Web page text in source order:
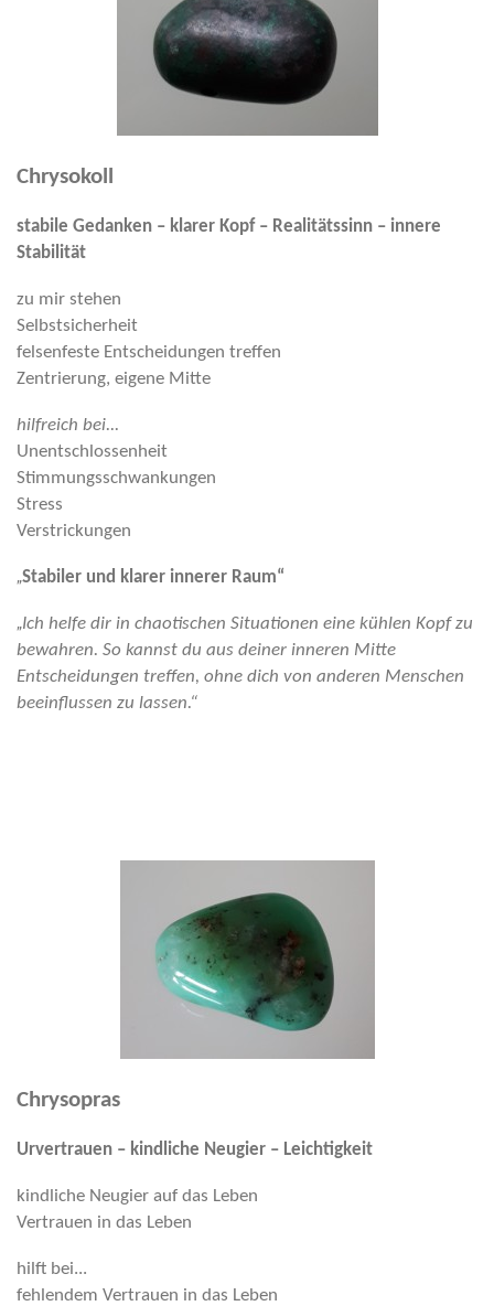
Chrysokoll
stabile Gedanken – klarer Kopf – Realitätssinn – innere
Stabilität
zu mir stehen
Selbstsicherheit
felsenfeste Entscheidungen treffen
Zentrierung, eigene Mitte
hilfreich bei...
Unentschlossenheit
Stimmungsschwankungen
Stress
Verstrickungen
„Stabiler und klarer innerer Raum“
„Ich helfe dir in chaotischen Situationen eine kühlen Kopf zu
bewahren. So kannst du aus deiner inneren Mitte
Entscheidungen treffen, ohne dich von anderen Menschen
beeinflussen zu lassen.“
Chrysopras
Urvertrauen – kindliche Neugier – Leichtigkeit
kindliche Neugier auf das Leben
Vertrauen in das Leben
hilft bei...
fehlendem Vertrauen in das Leben